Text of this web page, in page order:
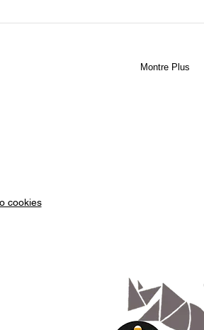
Montre Plus
cookies